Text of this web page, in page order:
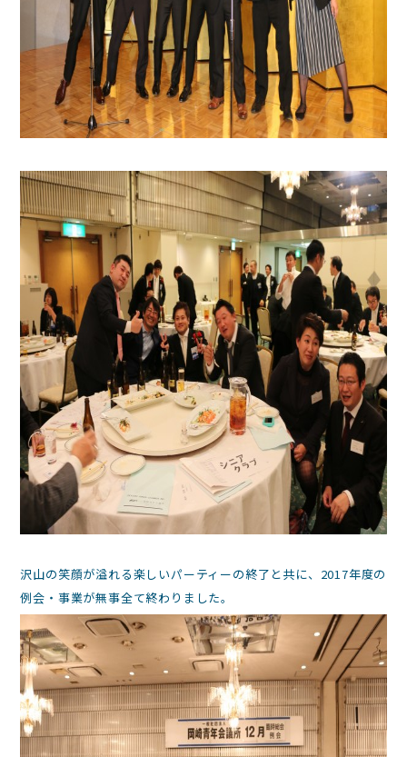
沢山の笑顔が溢れる楽しいパーティーの終了と共に、2017年度の
例会・事業が無事全て終わりました。